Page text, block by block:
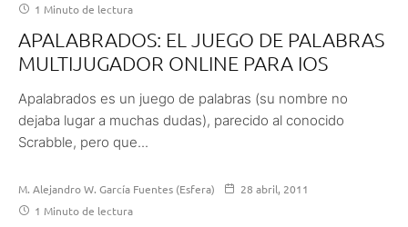
1 Minuto de lectura
APALABRADOS: EL JUEGO DE PALABRAS
MULTIJUGADOR ONLINE PARA IOS
Apalabrados es un juego de palabras (su nombre no
dejaba lugar a muchas dudas), parecido al conocido
Scrabble, pero que...
M. Alejandro W. García Fuentes (Esfera)
28 abril, 2011
1 Minuto de lectura